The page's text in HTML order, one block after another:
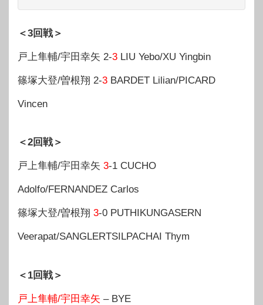
＜3回戦＞
戸上隼輔/宇田幸矢 2-3 LIU Yebo/XU Yingbin
篠塚大登/曽根翔 2-3 BARDET Lilian/PICARD
Vincen
＜2回戦＞
戸上隼輔/宇田幸矢 3-1 CUCHO
Adolfo/FERNANDEZ Carlos
篠塚大登/曽根翔 3-0 PUTHIKUNGASERN
Veerapat/SANGLERTSILPACHAI Thym
＜1回戦＞
戸上隼輔/宇田幸矢 – BYE